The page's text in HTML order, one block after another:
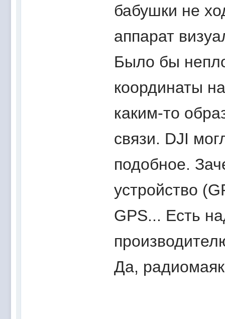
бабушки не
аппарат
Было бы
координаты
каким-то
связи. DJI
подобное.
устройство
GPS... Есть
Да,